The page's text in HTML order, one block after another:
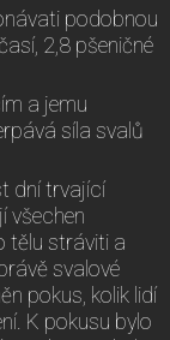
podobnou
2,8 pšeničné
a jemu
síla svalů
dní trvající
všechen
tělu stráviti a
svalové
pokus, kolik lidí
K pokusu bylo